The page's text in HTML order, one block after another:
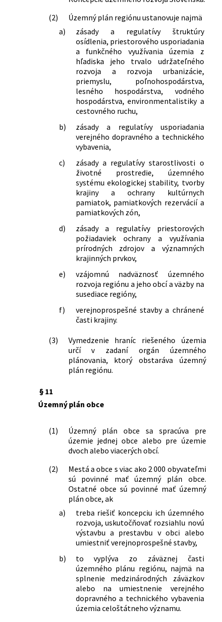
(2)
Územný plán regiónu ustanovuje najmä
a)
zásady a regulatívy štruktúry
osídlenia, priestorového usporiadania
a funkčného využívania územia z
hľadiska jeho trvalo udržateľného
rozvoja a rozvoja urbanizácie,
priemyslu, poľnohospodárstva,
lesného hospodárstva, vodného
hospodárstva, environmentalistiky a
cestovného ruchu,
b)
zásady a regulatívy usporiadania
verejného dopravného a technického
vybavenia,
c)
zásady a regulatívy starostlivosti o
životné prostredie, územného
systému ekologickej stability, tvorby
krajiny a ochrany kultúrnych
pamiatok, pamiatkových rezervácií a
pamiatkových zón,
d)
zásady a regulatívy priestorových
požiadaviek ochrany a využívania
prírodných zdrojov a významných
krajinných prvkov,
e)
vzájomnú nadväznosť územného
rozvoja regiónu a jeho obcí a väzby na
susediace regióny,
f)
verejnoprospešné stavby a chránené
časti krajiny.
(3)
Vymedzenie hraníc riešeného územia
určí v zadaní orgán územného
plánovania, ktorý obstaráva územný
plán regiónu.
§ 11
Územný plán obce
(1)
Územný plán obce sa spracúva pre
územie jednej obce alebo pre územie
dvoch alebo viacerých obcí.
(2)
Mestá a obce s viac ako 2 000 obyvateľmi
sú povinné mať územný plán obce.
Ostatné obce sú povinné mať územný
plán obce, ak
a)
treba riešiť koncepciu ich územného
rozvoja, uskutočňovať rozsiahlu novú
výstavbu a prestavbu v obci alebo
umiestniť verejnoprospešné stavby,
b)
to vyplýva zo záväznej časti
územného plánu regiónu, najmä na
splnenie medzinárodných záväzkov
alebo na umiestnenie verejného
dopravného a technického vybavenia
územia celoštátneho významu.